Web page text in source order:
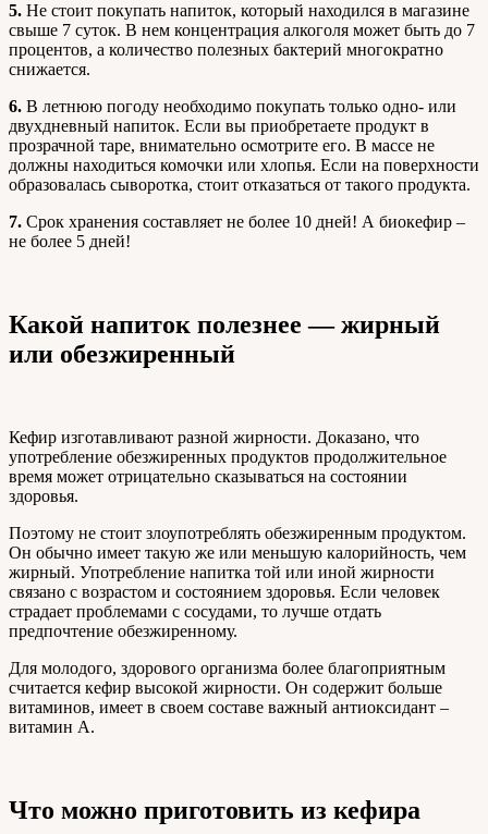
5. Не стоит покупать напиток, который находился в магазине
свыше 7 суток. В нем концентрация алкоголя может быть до 7
процентов, а количество полезных бактерий многократно
снижается.
6. В летнюю погоду необходимо покупать только одно- или
двухдневный напиток. Если вы приобретаете продукт в
прозрачной таре, внимательно осмотрите его. В массе не
должны находиться комочки или хлопья. Если на поверхности
образовалась сыворотка, стоит отказаться от такого продукта.
7. Срок хранения составляет не более 10 дней! А биокефир –
не более 5 дней!
Какой напиток полезнее — жирный
или обезжиренный
Кефир изготавливают разной жирности. Доказано, что
употребление обезжиренных продуктов продолжительное
время может отрицательно сказываться на состоянии
здоровья.
Поэтому не стоит злоупотреблять обезжиренным продуктом.
Он обычно имеет такую же или меньшую калорийность, чем
жирный. Употребление напитка той или иной жирности
связано с возрастом и состоянием здоровья. Если человек
страдает проблемами с сосудами, то лучше отдать
предпочтение обезжиренному.
Для молодого, здорового организма более благоприятным
считается кефир высокой жирности. Он содержит больше
витаминов, имеет в своем составе важный антиоксидант –
витамин А.
Что можно приготовить из кефира